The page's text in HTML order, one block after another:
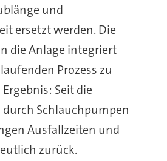
und
ersetzt werden. Die
die Anlage integriert
Prozess zu
Seit die
Schlauchpumpen
Ausfallzeiten und
zurück.